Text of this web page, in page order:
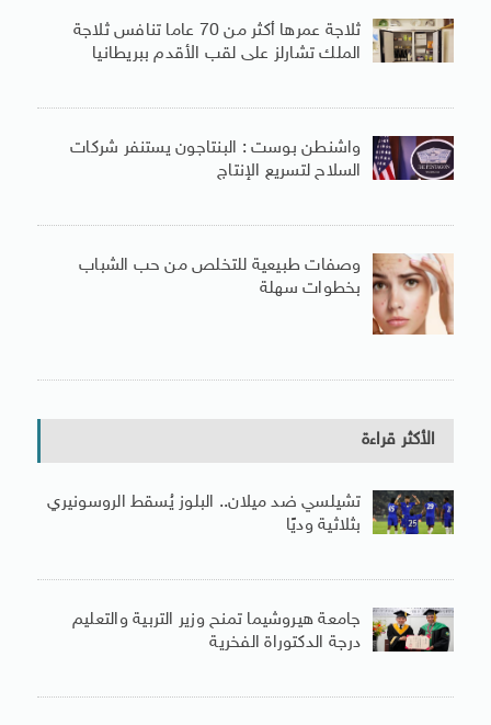
ثلاجة عمرها أكثر من 70 عاما تنافس ثلاجة
الملك تشارلز على لقب الأقدم ببريطانيا
واشنطن بوست : البنتاجون يستنفر شركات
السلاح لتسريع الإنتاج
وصفات طبيعية للتخلص من حب الشباب
بخطوات سهلة
الأكثر قراءة
تشيلسي ضد ميلان.. البلوز يُسقط الروسونيري
بثلاثية وديًا
جامعة هيروشيما تمنح وزير التربية والتعليم
درجة الدكتوراة الفخرية